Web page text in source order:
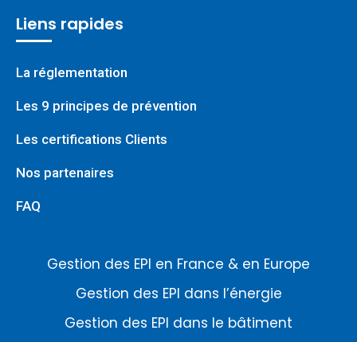
Liens rapides
La réglementation
Les 9 principes de prévention
Les certifications Clients
Nos partenaires
FAQ
Gestion des EPI en France & en Europe
Gestion des EPI dans l’énergie
Gestion des EPI dans le bâtiment